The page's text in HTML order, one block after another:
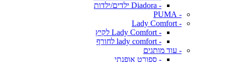
- Diadora ילדים/ילדות
- PUMA
- Lady Comfort
- Lady Comfort לקיץ
- lady comfort לחורף
- עוד מותגים
- ספורט אופנתי